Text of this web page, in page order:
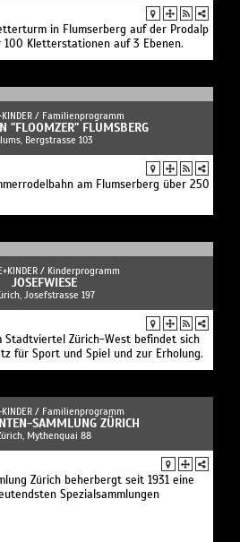
in Flumserberg auf der Prodalp
Kletterstationen auf 3 Ebenen.
/ Familienprogramm
"FLOOMZER" FLUMSBERG
Bergstrasse 103
am Flumserberg über 250
/ Kinderprogramm
JOSEFWIESE
Josefstrasse 197
Stadtviertel Zürich-West befindet sich
für Sport und Spiel und zur Erholung.
/ Familienprogramm
SAMMLUNG ZÜRICH
Mythenquai 88
Zürich beherbergt seit 1931 eine
Spezialsammlungen